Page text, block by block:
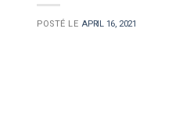
POSTÉ LEAPRIL 16, 2021